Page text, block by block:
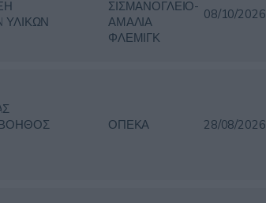
ΥΛΙΚΩΝ
ΣΙΣΜΑΝΟΓΛΕΙΟ-
ΑΜΑΛΙΑ
ΦΛΕΜΙΓΚ
08/10/2026
ΟΠΕΚΑ 28/08/2026